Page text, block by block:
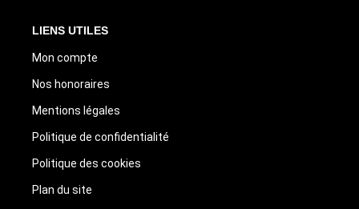
LIENS UTILES
Mon compte
Nos honoraires
Mentions légales
Politique de confidentialité
Politique des cookies
Plan du site